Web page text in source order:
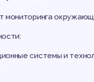
мониторинга
системы и